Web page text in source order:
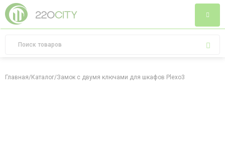
Главная/Каталог/Замок с двумя ключами для шкафов Plexo3